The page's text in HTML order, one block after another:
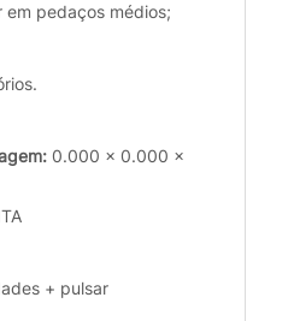
pedaços médios;
0.000 x 0.000 x
+ pulsar